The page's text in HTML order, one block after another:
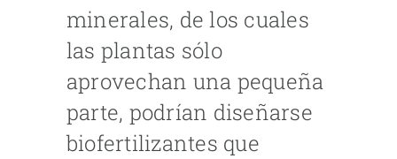
minerales, de los cuales
las plantas sólo
aprovechan una pequeña
parte, podrían diseñarse
biofertilizantes que